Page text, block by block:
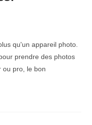
qu'un appareil photo.
prendre des photos
ou pro, le bon